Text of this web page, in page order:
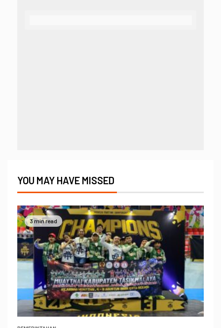
YOU MAY HAVE MISSED
3 min read